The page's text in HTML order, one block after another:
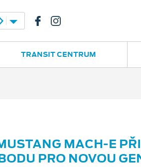
TRANSIT CENTRUM
MACH-E
PRO NOVOU